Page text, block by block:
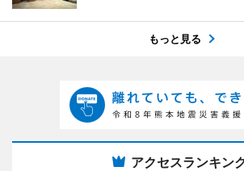
もっと見る
アクセスランキン